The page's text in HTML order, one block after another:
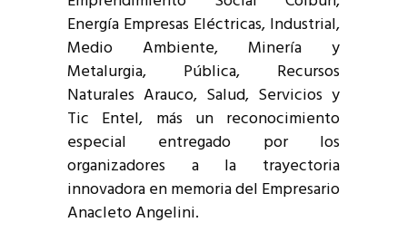
Energía Empresas Eléctricas, Industrial,
Medio Ambiente, Minería y
Metalurgia, Pública, Recursos
Naturales Arauco, Salud, Servicios y
Tic Entel, más un reconocimiento
especial entregado por los
organizadores a la trayectoria
innovadora en memoria del Empresario
Anacleto Angelini.